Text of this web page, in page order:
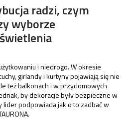
radzi, czym
wyborze
i niedrogo. W okresie
girlandy i kurtyny pojawiają się nie
też balkonach i w przydomowych
by dekoracje były bezpieczne w
lider podpowiada jak o to zadbać w